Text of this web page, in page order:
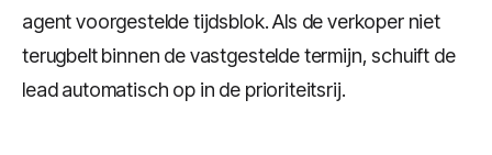
agent voorgestelde tijdsblok. Als de verkoper niet
terugbelt binnen de vastgestelde termijn, schuift de
lead automatisch op in de prioriteitsrij.